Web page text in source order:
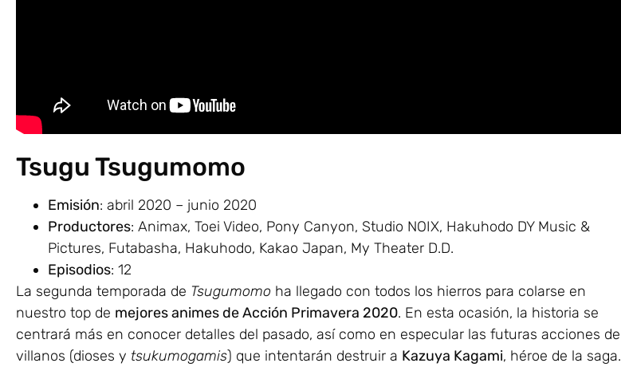
Tsugu Tsugumomo
Emisión: abril 2020 – junio 2020
Productores: Animax, Toei Video, Pony Canyon, Studio NOIX, Hakuhodo DY Music &
Pictures, Futabasha, Hakuhodo, Kakao Japan, My Theater D.D.
Episodios: 12
La segunda temporada de Tsugumomo ha llegado con todos los hierros para colarse en
nuestro top de mejores animes de Acción Primavera 2020. En esta ocasión, la historia se
centrará más en conocer detalles del pasado, así como en especular las futuras acciones de
villanos (dioses y tsukumogamis) que intentarán destruir a Kazuya Kagami, héroe de la saga.